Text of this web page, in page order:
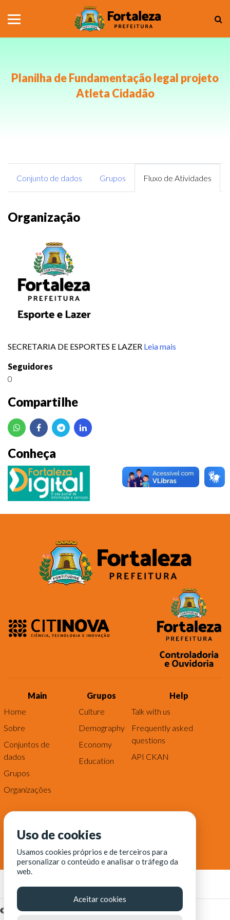
Planilha de Fundamentação legal projeto
Atleta Cidadão
Organização
SECRETARIA DE ESPORTES E LAZER Leia mais
Seguidores
0
Compartilhe
Conheça
Conjunto de dados Grupos Fluxo de Atividades
Main
Home
Sobre
Conjuntos de
dados
Grupos
Organizações
Grupos
Culture
Demography
Economy
Education
Help
Talk with us
Frequently asked
questions
API CKAN
© Fortaleza Digital || CITINOVA - Fundação de Ciência,
Uso de cookies
Usamos cookies próprios e de terceiros para
personalizar o conteúdo e analisar o tráfego da
web.
Aceitar cookies